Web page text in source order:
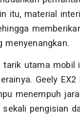
itu, material
menyenangkan.
tarik utama mobil
Geely
menempuh
pengisian